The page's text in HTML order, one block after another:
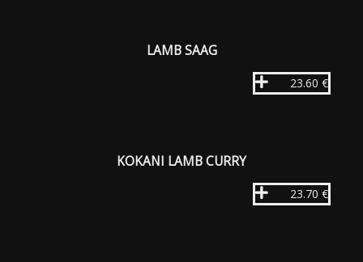
LAMB SAAG
23.60 €
KOKANI LAMB CURRY
23.70 €